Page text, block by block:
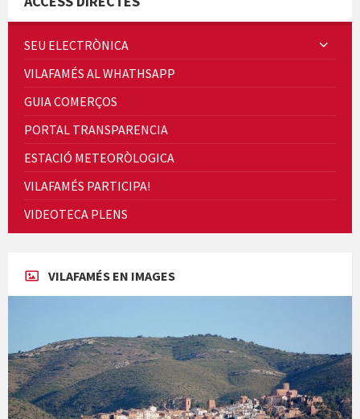
Quintà Culroja
Cicle de Cine i Dones rurals
Concerts al Museu
SEU ELECTRÒNICA
VILAFAMÉS AL WHATHSAPP
GUIA COMERÇOS
PORTAL TRANSPARENCIA
ESTACIÓ METEORÒLOGICA
VILAFAMÉS PARTICIPA!
VIDEOTECA PLENS
VILAFAMÉS EN IMAGES